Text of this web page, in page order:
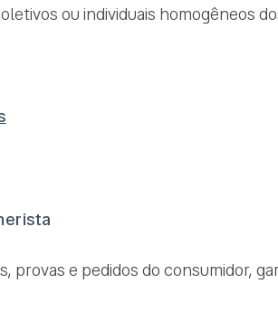
ou individuais homogêneos
provas e pedidos do consumidor,